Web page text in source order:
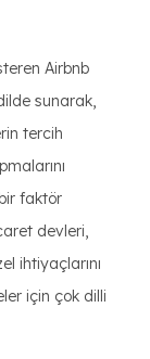
Airbnb
sunarak,
tercih
faktör
devleri,
ihtiyaçlarını
için çok dilli